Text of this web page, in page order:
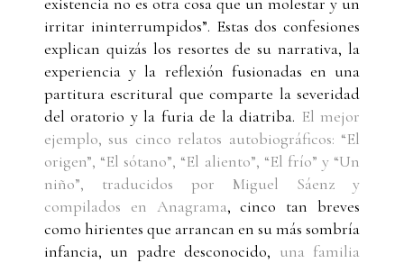
irritar ininterrumpidos”. Estas dos confesiones
explican quizás los resortes de su narrativa, la
experiencia y la reflexión fusionadas en una
partitura escritural que comparte la severidad
del oratorio y la furia de la diatriba. El mejor
ejemplo, sus cinco relatos autobiográficos: “El
origen”, “El sótano”, “El aliento”, “El frío” y “Un
niño”, traducidos por Miguel Sáenz y
compilados en Anagrama, cinco tan breves
como hirientes que arrancan en su más sombría
infancia, un padre desconocido, una familia